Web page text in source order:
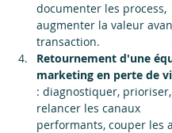
documenter les process,
augmenter la valeur
transaction.
Retournement d'une
marketing en perte de
: diagnostiquer, prioriser,
relancer les canaux
performants, couper les